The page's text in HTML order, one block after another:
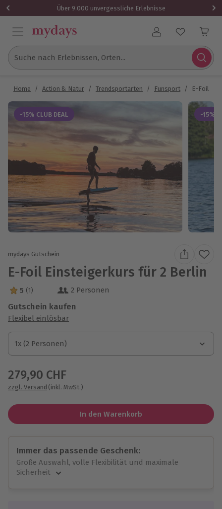
Über 9.000 unvergessliche Erlebnisse
Benutzerkonto
Suche nach Erlebnissen, Orten...
Home / Action & Natur / Trendsportarten / Funsport / E-Foil
-15% CLUB DEAL -15%
mydays Gutschein
E-Foil Einsteigerkurs für 2 Berlin
5 Sterne von 5 aus 1 Bewertungen
5 (1) 2 Personen
Gutschein kaufen
Flexibel einlösbar
1x (2 Personen)
1x (2 Personen)
1x (2 Personen)
279,90 CHF
zzgl. Versand (inkl. MwSt.)
In den Warenkorb
Immer das passende Geschenk:
Große Auswahl, volle Flexibilität und maximale
Sicherheit